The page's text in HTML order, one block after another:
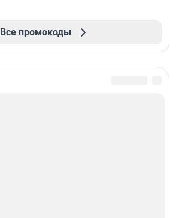
Все промокоды